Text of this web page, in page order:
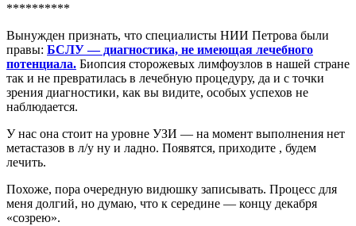
**********
Вынужден признать, что специалисты НИИ Петрова были
правы: БСЛУ — диагностика, не имеющая лечебного
потенциала. Биопсия сторожевых лимфоузлов в нашей стране
так и не превратилась в лечебную процедуру, да и с точки
зрения диагностики, как вы видите, особых успехов не
наблюдается.
У нас она стоит на уровне УЗИ — на момент выполнения нет
метастазов в л/у ну и ладно. Появятся, приходите , будем
лечить.
Похоже, пора очередную видюшку записывать. Процесс для
меня долгий, но думаю, что к середине — концу декабря
«созрею».